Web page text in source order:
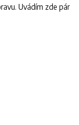
Uvádím zde pár